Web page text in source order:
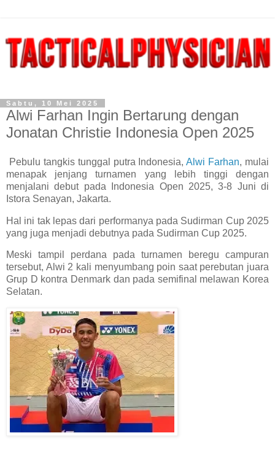
Sabtu, 10 Mei 2025
Alwi Farhan Ingin Bertarung dengan
Jonatan Christie Indonesia Open 2025
Pebulu tangkis tunggal putra Indonesia, Alwi Farhan, mulai
menapak jenjang turnamen yang lebih tinggi dengan
menjalani debut pada Indonesia Open 2025, 3-8 Juni di
Istora Senayan, Jakarta.
Hal ini tak lepas dari performanya pada Sudirman Cup 2025
yang juga menjadi debutnya pada Sudirman Cup 2025.
Meski tampil perdana pada turnamen beregu campuran
tersebut, Alwi 2 kali menyumbang poin saat perebutan juara
Grup D kontra Denmark dan pada semifinal melawan Korea
Selatan.